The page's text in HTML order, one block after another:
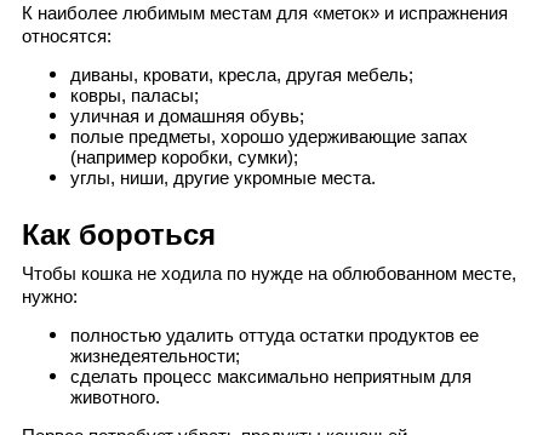
К наиболее любимым местам для «меток» и испражнения
относятся:
диваны, кровати, кресла, другая мебель;
ковры, паласы;
уличная и домашняя обувь;
(например коробки, сумки);
углы, ниши, другие укромные места.
Как бороться
Чтобы кошка не ходила по нужде на облюбованном месте,
нужно:
полностью удалить оттуда остатки продуктов ее
жизнедеятельности;
сделать процесс максимально неприятным для
животного.